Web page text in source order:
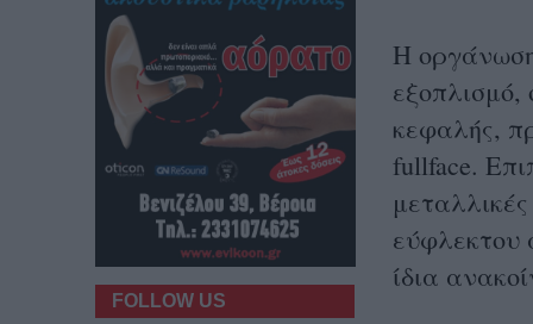
Η οργάνωση
κεφαλής,
fullface.
εύφλεκτου
ίδια
FOLLOW US